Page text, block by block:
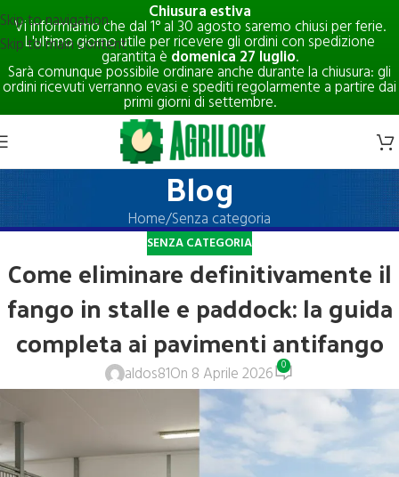
Chiusura estiva
Vi informiamo che dal 1° al 30 agosto saremo chiusi per ferie.
L'ultimo giorno utile per ricevere gli ordini con spedizione
garantita è domenica 27 luglio.
Sarà comunque possibile ordinare anche durante la chiusura: gli
ordini ricevuti verranno evasi e spediti regolarmente a partire dai
primi giorni di settembre.
Skip to navigation
Skip to main content
Blog
Home Senza categoria
SENZA CATEGORIA
Come eliminare definitivamente il
fango in stalle e paddock: la guida
completa ai pavimenti antifango
aldos81On 8 Aprile 2026 0